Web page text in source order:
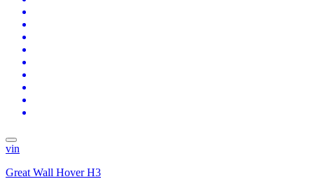
vin
Great Wall Hover H3